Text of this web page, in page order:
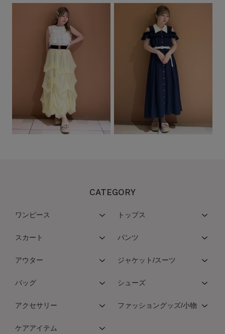
CATEGORY
ワンピース トップス
スカート パンツ
アウター ジャケット/スーツ
バッグ シューズ
アクセサリー ファッショングッズ/小物
ケアアイテム